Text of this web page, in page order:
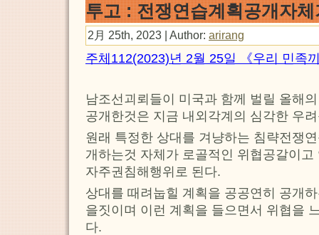
투고 : 전쟁연습계획공개자
2月 25th, 2023 | Author: arirang
주체112(2023)년 2월 25일 《우리 민족
남조선괴뢰들이 미국과 함께 벌릴 올해
공개한것은 지금 내외각계의 심각한 우
원래 특정한 상대를 겨냥하는 침략전쟁
개하는것 자체가 로골적인 위협공갈이
자주권침해행위로 된다.
상대를 때려눕힐 계획을 공공연히 공개
을짓이며 이런 계획을 들으면서 위협을
다.